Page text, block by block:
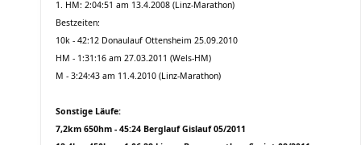
1. HM: 2:04:51 am 13.4.2008 (Linz-Marathon)
Bestzeiten:
10k - 42:12 Donaulauf Ottensheim 25.09.2010
HM - 1:31:16 am 27.03.2011 (Wels-HM)
M - 3:24:43 am 11.4.2010 (Linz-Marathon)
Sonstige Läufe:
7,2km 650hm - 45:24 Berglauf Gislauf 05/2011